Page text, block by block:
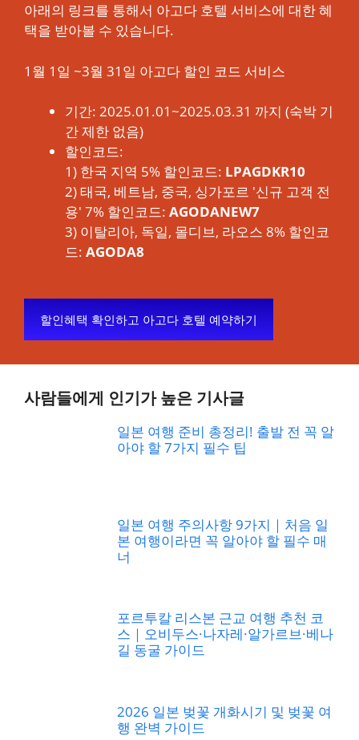
아래의 링크를 통해서 아고다 호텔 서비스에 대한 혜
택을 받아볼 수 있습니다.
1월 1일 ~3월 31일 아고다 할인 코드 서비스
기간: 2025.01.01~2025.03.31 까지 (숙박 기
간 제한 없음)
할인코드:
1) 한국 지역 5% 할인코드: LPAGDKR10
2) 태국, 베트남, 중국, 싱가포르 '신규 고객 전
용' 7% 할인코드: AGODANEW7
3) 이탈리아, 독일, 몰디브, 라오스 8% 할인코
드: AGODA8
할인혜택 확인하고 아고다 호텔 예약하기
사람들에게 인기가 높은 기사글
일본 여행 준비 총정리! 출발 전 꼭 알
아야 할 7가지 필수 팁
일본 여행 주의사항 9가지｜처음 일
본 여행이라면 꼭 알아야 할 필수 매
너
포르투칼 리스본 근교 여행 추천 코
스｜오비두스·나자레·알가르브·베나
길 동굴 가이드
2026 일본 벚꽃 개화시기 및 벚꽃 여
행 완벽 가이드